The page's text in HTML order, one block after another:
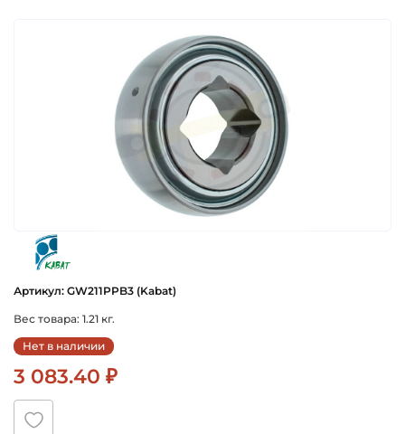
Артикул: GW211PPB3 (Kabat)
Вес товара: 1.21 кг.
Нет в наличии
3 083.40 ₽